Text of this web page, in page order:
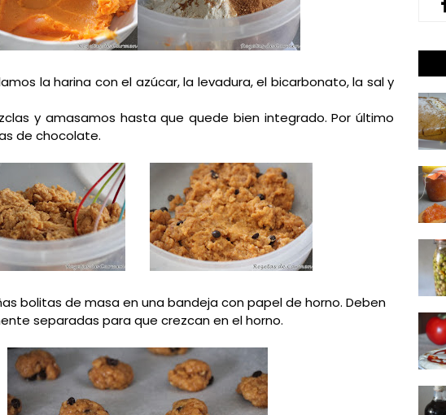
la harina con el azúcar, la levadura, el bicarbonato, la sal y
y amasamos hasta que quede bien integrado. Por último
de chocolate.
bolitas de masa en una bandeja con papel de horno. Deben
separadas para que crezcan en el horno.